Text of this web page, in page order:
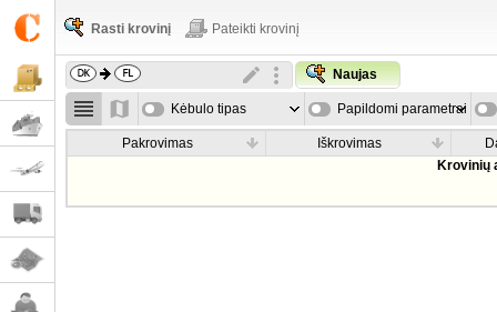
Rasti krovinį Pateikti krovinį
Naujas
Kėbulo tipas Papildomi parametrai
Pakrovimas Iškrovimas
Krovinių